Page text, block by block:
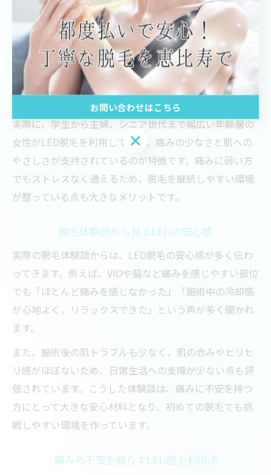
LED脱毛は痛みに敏感な女性におすすめ
痛みに敏感な女性にとって、LED脱毛は特におすすめの
脱毛方法です。低刺激の光を使うことで、敏感な肌やデ
リケートな部位でも痛みを感じにくく、肌トラブルのリ
スクも抑えられます。これにより、痛みを理由に脱毛を
諦めていた方も挑戦しやすくなっています。
実際に、学生から主婦、シニア世代まで幅広い年齢層の
女性がLED脱毛を利用しており、痛みの少なさと肌への
やさしさが支持されているのが特徴です。痛みに弱い方
でもストレスなく通えるため、脱毛を継続しやすい環境
が整っている点も大きなメリットです。
脱毛体験談から見るLEDの安心感
実際の脱毛体験談からは、LED脱毛の安心感が多く伝わ
ってきます。例えば、VIOや脇など痛みを感じやすい部位
でも「ほとんど痛みを感じなかった」「施術中の冷却感
が心地よく、リラックスできた」という声が多く聞かれ
ます。
また、施術後の肌トラブルも少なく、肌の赤みやヒリヒ
リ感がほぼないため、日常生活への支障が少ない点も評
価されています。こうした体験談は、痛みに不安を持つ
方にとって大きな安心材料となり、初めての脱毛でも挑
戦しやすい環境を作っています。
痛みの不安を減らすLED脱毛利用法
お問い合わせはこちら
お問い合わせはこちら